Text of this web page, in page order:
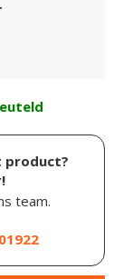
product?
team.